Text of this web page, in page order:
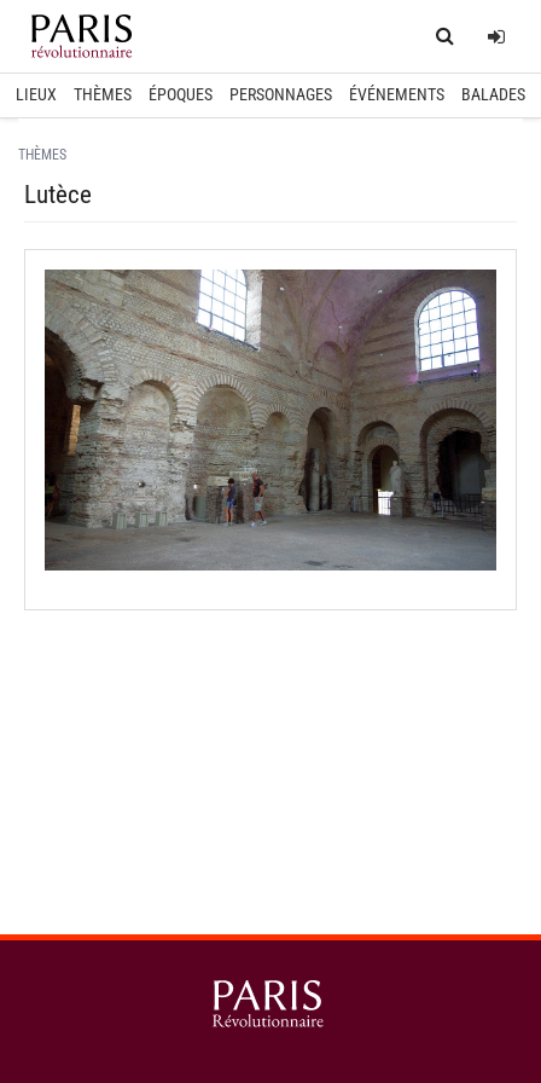
Home
LIEUX THÈMES ÉPOQUES PERSONNAGES ÉVÉNEMENTS BALADES
THÈMES
Lutèce